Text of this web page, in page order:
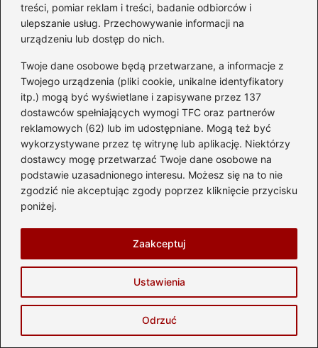
treści, pomiar reklam i treści, badanie odbiorców i
ulepszanie usług. Przechowywanie informacji na
urządzeniu lub dostęp do nich.
Twoje dane osobowe będą przetwarzane, a informacje z
Twojego urządzenia (pliki cookie, unikalne identyfikatory
itp.) mogą być wyświetlane i zapisywane przez 137
dostawców spełniających wymogi TFC oraz partnerów
reklamowych (62) lub im udostępniane. Mogą też być
wykorzystywane przez tę witrynę lub aplikację. Niektórzy
dostawcy mogę przetwarzać Twoje dane osobowe na
podstawie uzasadnionego interesu. Możesz się na to nie
zgodzić nie akceptując zgody poprzez kliknięcie przycisku
poniżej.
Ustawienia
Odrzuć
Zaakceptuj
Adres email*
Witryna internetowa
Zapamiętaj moje dane w tej przeglądarce
podczas pisania kolejnych komentarzy.
Poczytaj więcej